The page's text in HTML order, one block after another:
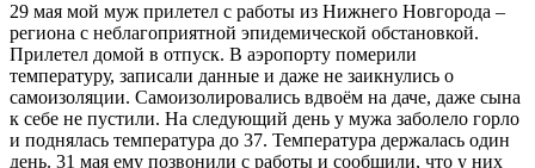
29 мая мой муж прилетел с работы из Нижнего Новгорода –
региона с неблагоприятной эпидемической обстановкой.
Прилетел домой в отпуск. В аэропорту померили
температуру, записали данные и даже не заикнулись о
самоизоляции. Самоизолировались вдвоём на даче, даже сына
к себе не пустили. На следующий день у мужа заболело горло
и поднялась температура до 37. Температура держалась один
день. 31 мая ему позвонили с работы и сообщили, что у них